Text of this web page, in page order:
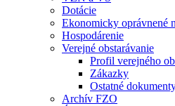
Dotácie
Ekonomicky oprávnené
Hospodárenie
Verejné obstarávanie
Profil verejného
Zákazky
Ostatné
Archív FZO